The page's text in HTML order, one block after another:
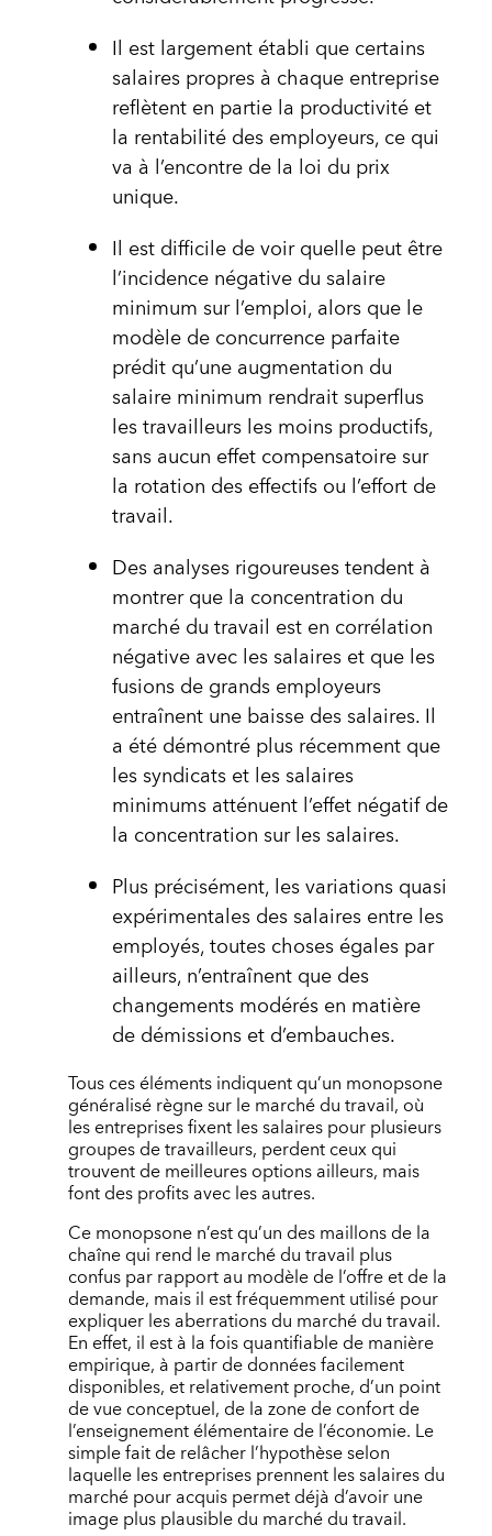
Il est largement établi que certains
salaires propres à chaque entreprise
reflètent en partie la productivité et
la rentabilité des employeurs, ce qui
va à l’encontre de la loi du prix
unique.
Il est difficile de voir quelle peut être
l’incidence négative du salaire
minimum sur l’emploi, alors que le
modèle de concurrence parfaite
prédit qu’une augmentation du
salaire minimum rendrait superflus
les travailleurs les moins productifs,
sans aucun effet compensatoire sur
la rotation des effectifs ou l’effort de
travail.
Des analyses rigoureuses tendent à
montrer que la concentration du
marché du travail est en corrélation
négative avec les salaires et que les
fusions de grands employeurs
entraînent une baisse des salaires. Il
a été démontré plus récemment que
les syndicats et les salaires
minimums atténuent l’effet négatif de
la concentration sur les salaires.
Plus précisément, les variations quasi
expérimentales des salaires entre les
employés, toutes choses égales par
ailleurs, n’entraînent que des
changements modérés en matière
de démissions et d’embauches.
Tous ces éléments indiquent qu’un monopsone
généralisé règne sur le marché du travail, où
les entreprises fixent les salaires pour plusieurs
groupes de travailleurs, perdent ceux qui
trouvent de meilleures options ailleurs, mais
font des profits avec les autres.
Ce monopsone n’est qu’un des maillons de la
chaîne qui rend le marché du travail plus
confus par rapport au modèle de l’offre et de la
demande, mais il est fréquemment utilisé pour
expliquer les aberrations du marché du travail.
En effet, il est à la fois quantifiable de manière
empirique, à partir de données facilement
disponibles, et relativement proche, d’un point
de vue conceptuel, de la zone de confort de
l’enseignement élémentaire de l’économie. Le
simple fait de relâcher l’hypothèse selon
laquelle les entreprises prennent les salaires du
marché pour acquis permet déjà d’avoir une
image plus plausible du marché du travail.